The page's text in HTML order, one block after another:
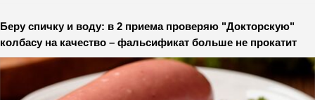
Беру спичку и воду: в 2 приема проверяю "Докторскую"
колбасу на качество – фальсификат больше не прокатит